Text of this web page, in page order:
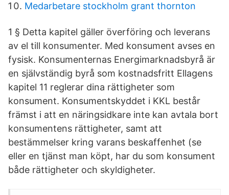
Medarbetare stockholm grant thornton
1 § Detta kapitel gäller överföring och leverans
av el till konsumenter. Med konsument avses en
fysisk. Konsumenternas Energimarknadsbyrå är
en självständig byrå som kostnadsfritt Ellagens
kapitel 11 reglerar dina rättigheter som
konsument. Konsumentskyddet i KKL består
främst i att en näringsidkare inte kan avtala bort
konsumentens rättigheter, samt att
bestämmelser kring varans beskaffenhet (se
eller en tjänst man köpt, har du som konsument
både rättigheter och skyldigheter.